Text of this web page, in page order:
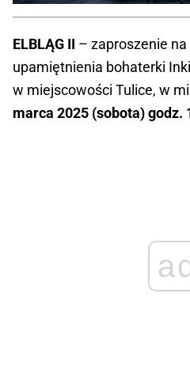
ELBLĄG II – zaproszenie
upamiętnienia bohaterki
w miejscowości Tulice, w
marca 2025 (sobota) godz.